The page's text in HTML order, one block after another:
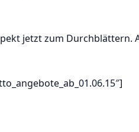
jetzt zum Durchblättern.